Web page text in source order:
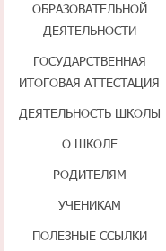
ОБРАЗОВАТЕЛЬНОЙ
ДЕЯТЕЛЬНОСТИ
ГОСУДАРСТВЕННАЯ
ИТОГОВАЯ АТТЕСТАЦИЯ
ДЕЯТЕЛЬНОСТЬ ШКОЛЫ
О ШКОЛЕ
РОДИТЕЛЯМ
УЧЕНИКАМ
ПОЛЕЗНЫЕ ССЫЛКИ